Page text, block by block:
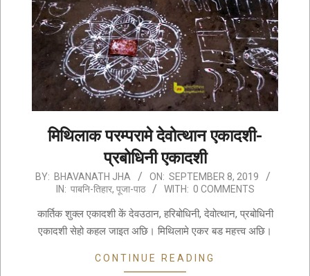
मिथिलाक परम्परामे देवोत्थान एकादशी-
प्रबोधिनी एकादशी
2019-
08
BY: BHAVANATH JHA ON: SEPTEMBER 8, 2019
IN: पाबनि-तिहार, पूजा-पाठ WITH: 0 COMMENTS
कार्तिक शुक्ल एकादशी कें देवउठान, हरिबोधिनी, देवोत्थान, प्रबोधिनी
एकादशी सेहो कहल जाइत अछि। मिथिलामे एकर बड महत्त्व अछि।
CONTINUE READING